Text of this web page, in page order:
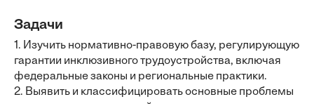
Задачи
1. Изучить нормативно-правовую базу, регулирующую
гарантии инклюзивного трудоустройства, включая
федеральные законы и региональные практики.
2. Выявить и классифицировать основные проблемы